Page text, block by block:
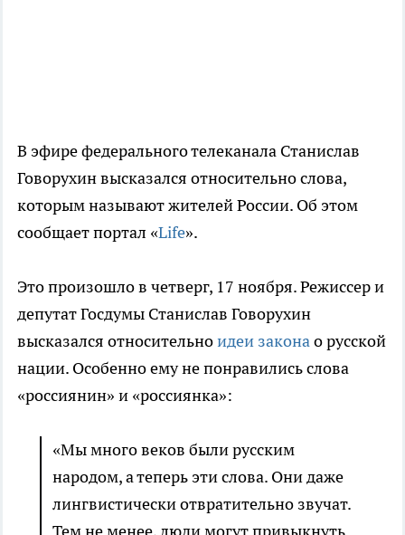
В эфире федерального телеканала Станислав
Говорухин высказался относительно слова,
которым называют жителей России. Об этом
сообщает портал «Life».
Это произошло в четверг, 17 ноября. Режиссер и
депутат Госдумы Станислав Говорухин
высказался относительноидеи законао русской
нации. Особенно ему не понравились слова
«россиянин» и «россиянка»:
«Мы много веков были русским
народом, а теперь эти слова. Они даже
лингвистически отвратительно звучат.